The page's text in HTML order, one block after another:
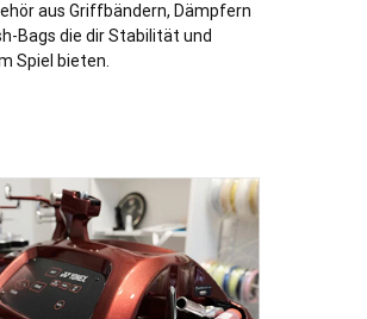
aus Griffbändern, Dämpfern
Bags die dir Stabilität und
Spiel bieten.